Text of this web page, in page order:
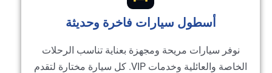
أسطول سيارات فاخرة وحديثة
نوفر سيارات مريحة ومجهزة بعناية تناسب الرحلات
الخاصة والعائلية وخدمات VIP. كل سيارة مختارة لتقدم